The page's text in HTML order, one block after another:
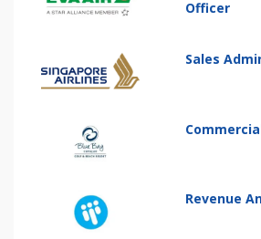
Officer
Sales
Revenue